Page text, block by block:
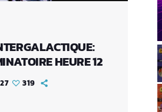
HEURE 12
319